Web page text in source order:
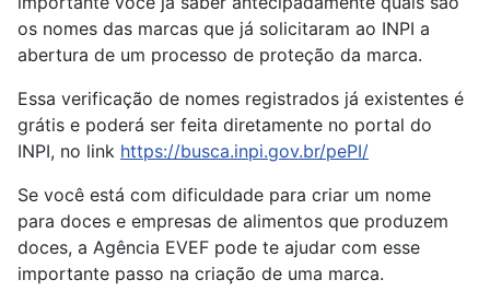
os nomes das marcas que já solicitaram ao INPI a
abertura de um processo de proteção da marca.
Essa verificação de nomes registrados já existentes é
grátis e poderá ser feita diretamente no portal do
INPI, no link https://busca.inpi.gov.br/pePI/
Se você está com dificuldade para criar um nome
para doces e empresas de alimentos que produzem
doces, a Agência EVEF pode te ajudar com esse
importante passo na criação de uma marca.